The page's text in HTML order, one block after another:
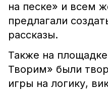
на песке» и всем
предлагали
рассказы.
Также на
Творим» были
игры на логику,